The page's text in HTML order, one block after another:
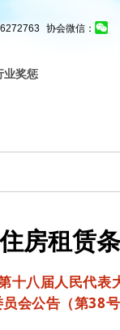
协会微信：
业奖惩
房租赁
十八届人民代表
会公告（第38号